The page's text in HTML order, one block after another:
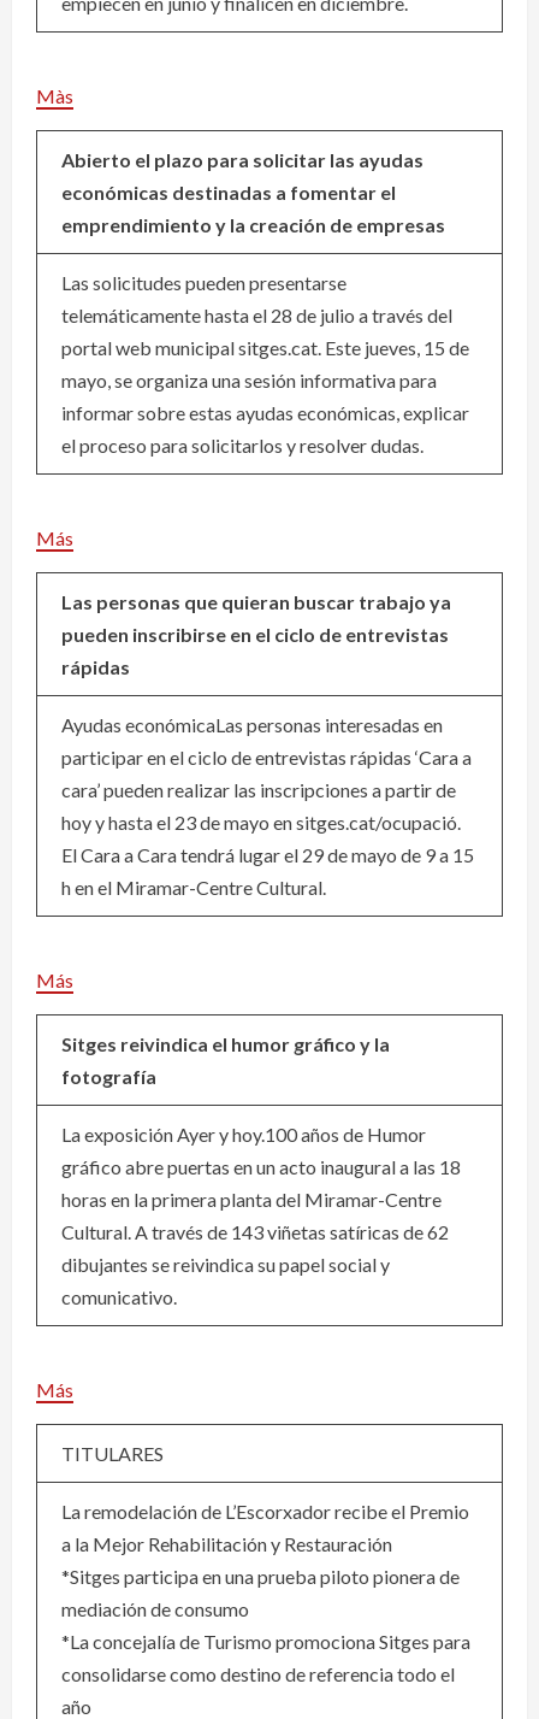
Màs
Abierto el plazo para solicitar las ayudas
económicas destinadas a fomentar el
emprendimiento y la creación de empresas
Las solicitudes pueden presentarse
telemáticamente hasta el 28 de julio a través del
portal web municipal sitges.cat. Este jueves, 15 de
mayo, se organiza una sesión informativa para
informar sobre estas ayudas económicas, explicar
el proceso para solicitarlos y resolver dudas.
Más
Las personas que quieran buscar trabajo ya
pueden inscribirse en el ciclo de entrevistas
rápidas
Ayudas económicaLas personas interesadas en
participar en el ciclo de entrevistas rápidas ‘Cara a
cara’ pueden realizar las inscripciones a partir de
hoy y hasta el 23 de mayo en sitges.cat/ocupació.
El Cara a Cara tendrá lugar el 29 de mayo de 9 a 15
h en el Miramar-Centre Cultural.
Más
Sitges reivindica el humor gráfico y la
fotografía
La exposición Ayer y hoy.100 años de Humor
gráfico abre puertas en un acto inaugural a las 18
horas en la primera planta del Miramar-Centre
Cultural. A través de 143 viñetas satíricas de 62
dibujantes se reivindica su papel social y
comunicativo.
Más
TITULARES
La remodelación de L’Escorxador recibe el Premio
a la Mejor Rehabilitación y Restauración
*Sitges participa en una prueba piloto pionera de
mediación de consumo
*La concejalía de Turismo promociona Sitges para
consolidarse como destino de referencia todo el
año